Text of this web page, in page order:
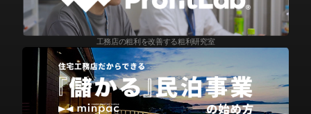
工務店の粗利を改善する粗利研究室